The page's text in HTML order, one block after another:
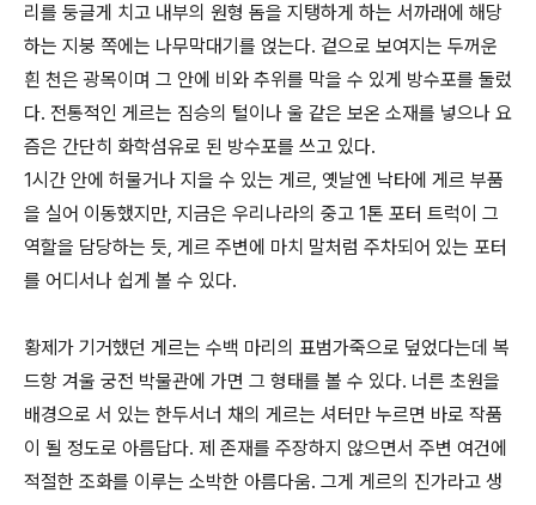
리를 둥글게 치고 내부의 원형 돔을 지탱하게 하는 서까래에 해당
하는 지붕 쪽에는 나무막대기를 얹는다. 겉으로 보여지는 두꺼운
흰 천은 광목이며 그 안에 비와 추위를 막을 수 있게 방수포를 둘렀
다. 전통적인 게르는 짐승의 털이나 울 같은 보온 소재를 넣으나 요
즘은 간단히 화학섬유로 된 방수포를 쓰고 있다.
1시간 안에 허물거나 지을 수 있는 게르, 옛날엔 낙타에 게르 부품
을 실어 이동했지만, 지금은 우리나라의 중고 1톤 포터 트럭이 그
역할을 담당하는 듯, 게르 주변에 마치 말처럼 주차되어 있는 포터
를 어디서나 쉽게 볼 수 있다.
황제가 기거했던 게르는 수백 마리의 표범가죽으로 덮었다는데 복
드항 겨울 궁전 박물관에 가면 그 형태를 볼 수 있다. 너른 초원을
배경으로 서 있는 한두서너 채의 게르는 셔터만 누르면 바로 작품
이 될 정도로 아름답다. 제 존재를 주장하지 않으면서 주변 여건에
적절한 조화를 이루는 소박한 아름다움. 그게 게르의 진가라고 생